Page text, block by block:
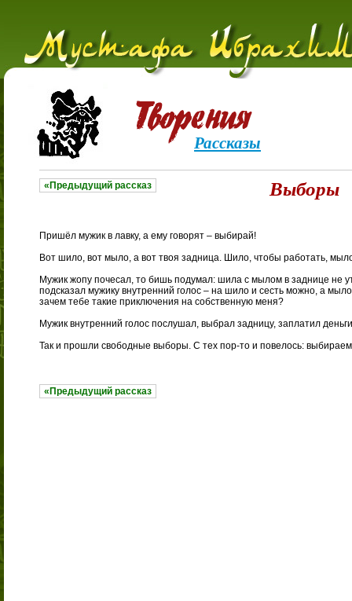
Рассказы
«Предыдущий рассказ Выборы
Пришёл мужик в лавку, а ему говорят – выбирай!
Вот шило, вот мыло, а вот твоя задница. Шило, чтобы работать,
Мужик жопу почесал, то бишь подумал: шила с мылом в заднице не
подсказал мужику внутренний голос – на шило и сесть можно, а
зачем тебе такие приключения на собственную меня?
Мужик внутренний голос послушал, выбрал задницу, заплатил
Так и прошли свободные выборы. С тех пор-то и повелось:
«Предыдущий рассказ